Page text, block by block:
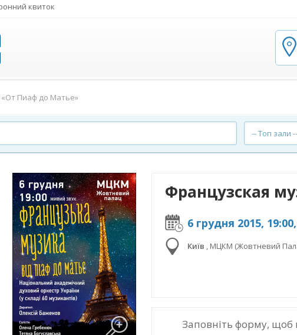
квиток
Пиаф до Матье»
-- Топ зали --
Французская
6 грудня 2015,
Київ , МЦКМ (Жовтневий
Заповніть форму,